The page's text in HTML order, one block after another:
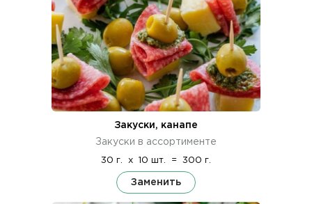
Закуски, канапе
Закуски в ассортименте
30 г. x 10 шт. = 300 г.
Заменить